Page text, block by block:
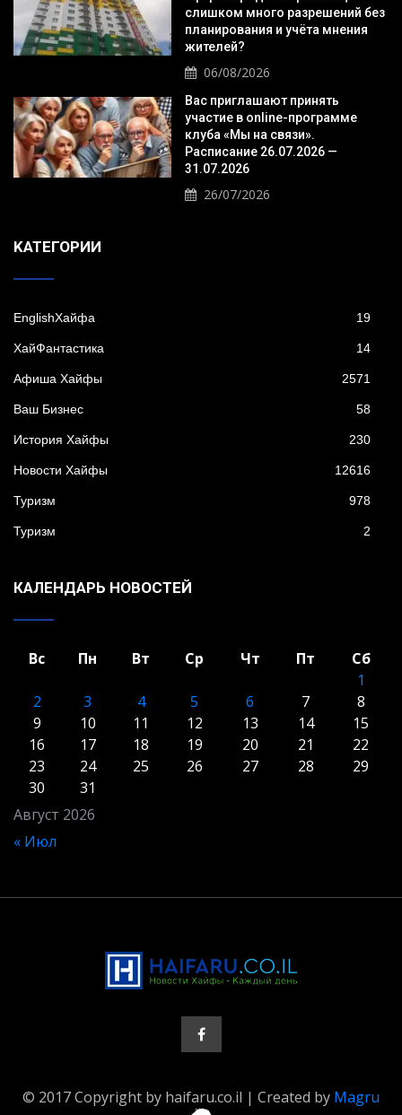
слишком много разрешений без
планирования и учёта мнения
жителей?
06/08/2026
Вас приглашают принять
участие в online-программе
клуба «Мы на связи».
Расписание 26.07.2026 —
31.07.2026
26/07/2026
KАТЕГОРИИ
EnglishХайфа 19
XайФантастика 14
Афиша Хайфы 2571
Ваш Бизнес 58
История Хайфы 230
Новости Хайфы 12616
Туризм 978
Туризм 2
КАЛЕНДАРЬ НОВОСТЕЙ
Август 2026
Вс Пн Вт Ср Чт Пт
Сб
1
2
3 4 5 6 7
8
9
10 11 12 13 14
15
16
17 18 19 20 21
22
23
24 25 26 27 28
29
30
31
« Июл
© 2017 Copyright by haifaru.co.il | Created by Magru